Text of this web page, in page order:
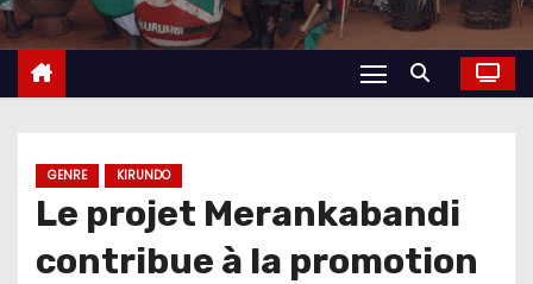
GENRE KIRUNDO
Le projet Merankabandi
contribue à la promotion